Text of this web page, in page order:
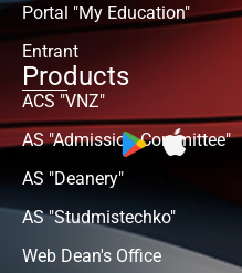
Portal "My Education"
Entrant
Products
ACS "VNZ"
AS "Admission Committee"
AS "Deanery"
AS "Studmistechko"
Web Dean's Office